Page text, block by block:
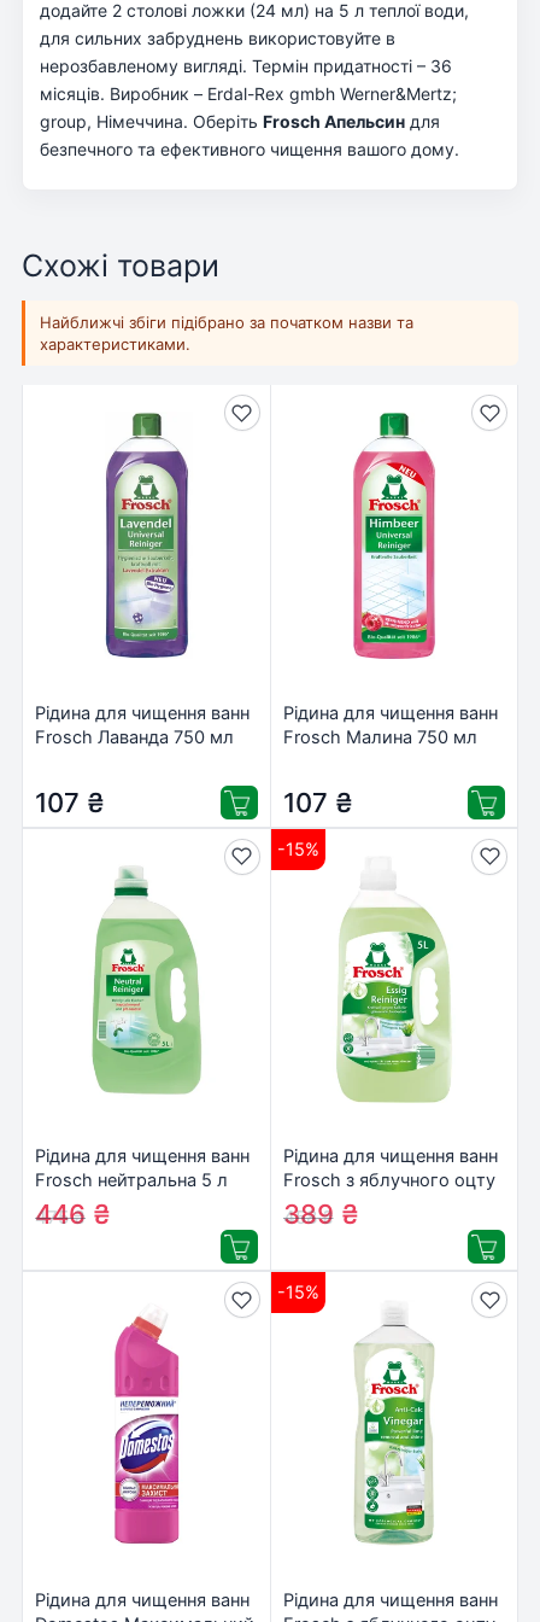
додайте 2 столові ложки (24 мл) на 5 л теплої води,
для сильних забруднень використовуйте в
нерозбавленому вигляді. Термін придатності – 36
місяців. Виробник – Erdal-Rex gmbh Werner&Mertz;
group, Німеччина. Оберіть Frosch Апельсин для
безпечного та ефективного чищення вашого дому.
Схожі товари
Найближчі збіги підібрано за початком назви та
характеристиками.
Рідина для чищення ванн
Frosch Лаванда 750 мл
107 ₴
Рідина для чищення ванн
Frosch Малина 750 мл
107 ₴
Рідина для чищення ванн
Frosch нейтральна 5 л
(4001499115578)
475₴
446 ₴
-15%
Рідина для чищення ванн
Frosch з яблучного оцту
для видалення вапняних
відкладень 5 л
458₴
389 ₴
Рідина для чищення ванн
-15%
Рідина для чищення ванн